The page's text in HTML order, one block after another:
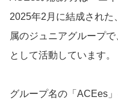
2025年2月に結成され
属のジュニアグループで
として活動しています。
グループ名の「ACEes